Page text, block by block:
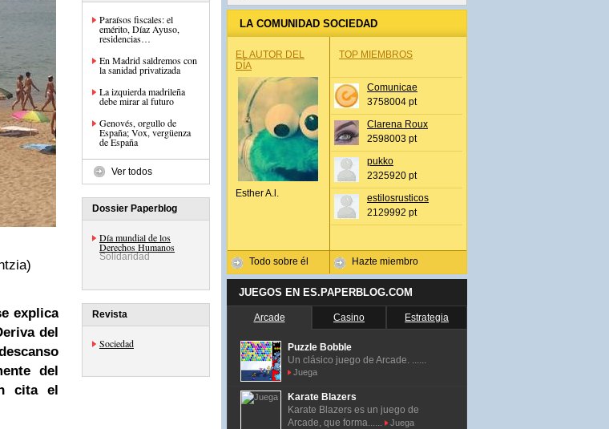
explica
del
del
cita el
Paraísos fiscales: el
emérito, Díaz Ayuso,
residencias…
En Madrid saldremos con
la sanidad privatizada
La izquierda madrileña
debe mirar al futuro
Genovés, orgullo de
España; Vox, vergüenza
de España
Ver todos
Dossier Paperblog
Día mundial de los
Derechos Humanos
Solidaridad
Revista
Sociedad
LA COMUNIDAD SOCIEDAD
EL AUTOR DEL
DÍA
Esther A.l.
Todo sobre él
TOP MIEMBROS
Comunicae
3758004 pt
Clarena Roux
2598003 pt
pukko
2325920 pt
estilosrusticos
2129992 pt
Hazte miembro
JUEGOS EN ES.PAPERBLOG.COM
Arcade Casino Estrategia
Puzzle Bobble
Un clásico juego de Arcade. ......
Juega
Karate Blazers
Karate Blazers es un juego de
Arcade, que forma......
Juega